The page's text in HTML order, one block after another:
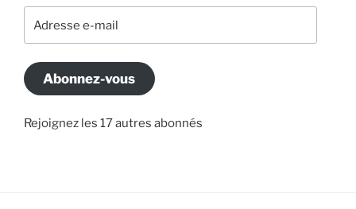
e-
Abonnez-vous
Rejoignez les 17 autres abonnés